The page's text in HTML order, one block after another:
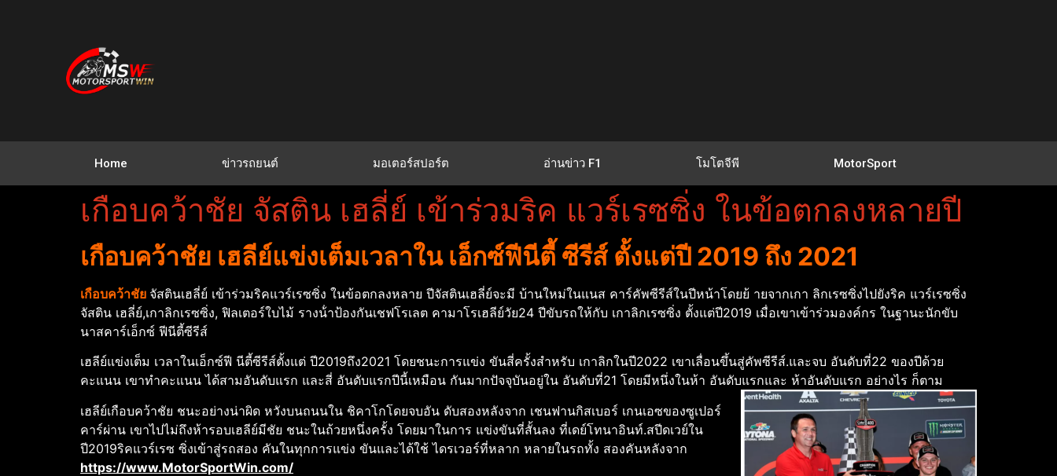
Home ข่าวรถยนต์ มอเตอร์สปอร์ต อ่านข่าว F1 โมโตจีพี MotorSport
เกือบคว้าชัย จัสติน เฮลี่ย์ เข้าร่วมริค แวร์เรซซิ่ง ในข้อตกลงหลายปี
เกือบคว้าชัย เฮลีย์แข่งเต็มเวลาใน เอ็กซ์ฟีนีตี้ ซีรีส์ ตั้งแต่ปี 2019 ถึง 2021
เกือบคว้าชัย จัสตินเฮลี่ย์ เข้าร่วมริคแวร์เรซซิ่ง ในข้อตกลงหลาย ปีจัสตินเฮลี่ย์จะมี บ้านใหม่ในแนส คาร์คัพซีรีส์ในปีหน้าโดยย้ ายจากเกา ลิกเรซซิ่งไปยังริค แวร์เรซซิ่ง
จัสติน เฮลี่ย์,เกาลิกเรซซิ่ง, ฟิลเตอร์ใบไม้ รางน้ําป้องกันเชฟโรเลต คามาโรเฮลีย์วัย24 ปีขับรถให้กับ เกาลิกเรซซิ่ง ตั้งแต่ปี2019 เมื่อเขาเข้าร่วมองค์กร ในฐานะนักขับ
นาสคาร์เอ็กซ์ ฟีนีตี้ซีรีส์
เฮลีย์แข่งเต็ม เวลาในเอ็กซ์ฟี นีตี้ซีรีส์ตั้งแต่ ปี2019ถึง2021 โดยชนะการแข่ง ขันสี่ครั้งสําหรับ เกาลิกในปี2022 เขาเลื่อนขึ้นสู่คัพซีรีส์.และจบ อันดับที่22 ของปีด้วย
คะแนน เขาทําคะแนน ได้สามอันดับแรก และสี่ อันดับแรกปีนี้เหมือน กันมากปัจจุบันอยู่ใน อันดับที่21 โดยมีหนึ่งในห้า อันดับแรกและ ห้าอันดับแรก อย่างไร ก็ตาม
เฮลีย์เกือบคว้าชัย ชนะอย่างน่าผิด หวังบนถนนใน ชิคาโกโดยจบอัน ดับสองหลังจาก เชนฟานกิสเบอร์ เกนเอซของซูเปอร์
คาร์ผ่าน เขาไปไม่ถึงห้ารอบเฮลีย์มีชัย ชนะในถ้วยหนึ่งครั้ง โดยมาในการ แข่งขันที่สั้นลง ที่เดย์โทนาอินท์.สปีดเวย์ใน
ปี2019ริคแวร์เรซ ซิ่งเข้าสู่รถสอง คันในทุกการแข่ง ขันและได้ใช้ ไดรเวอร์ที่หลาก หลายในรถทั้ง สองคันหลังจาก
https://www.MotorSportWin.com/